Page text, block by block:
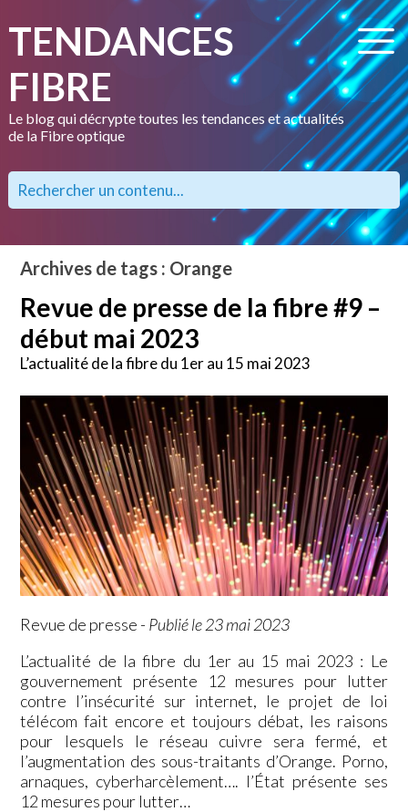
TENDANCES
FIBRE
Le blog qui décrypte toutes les tendances et actualités
de la Fibre optique
Archives de tags : Orange
Revue de presse de la fibre #9 –
début mai 2023
L’actualité de la fibre du 1er au 15 mai 2023
Revue de presse - Publié le 23 mai 2023
L’actualité de la fibre du 1er au 15 mai 2023 : Le
gouvernement présente 12 mesures pour lutter
contre l’insécurité sur internet, le projet de loi
télécom fait encore et toujours débat, les raisons
pour lesquels le réseau cuivre sera fermé, et
l’augmentation des sous-traitants d’Orange. Porno,
arnaques, cyberharcèlement…. l’État présente ses
12 mesures pour lutter…